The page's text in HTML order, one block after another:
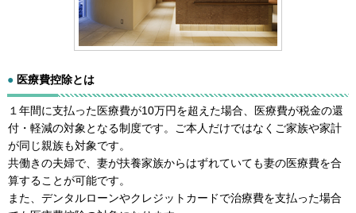
●医療費控除とは
１年間に支払った医療費が10万円を超えた場合、医療費が税金の還
付・軽減の対象となる制度です。ご本人だけではなくご家族や家計
が同じ親族も対象です。
共働きの夫婦で、妻が扶養家族からはずれていても妻の医療費を合
算することが可能です。
また、デンタルローンやクレジットカードで治療費を支払った場合